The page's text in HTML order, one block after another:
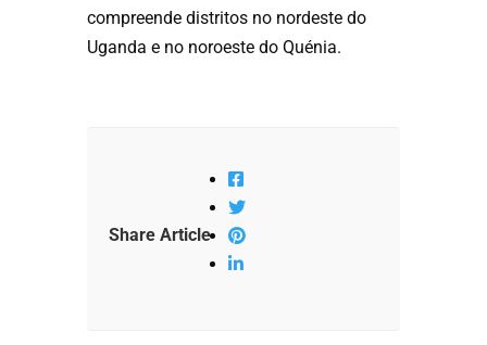
compreende distritos no nordeste do
Uganda e no noroeste do Quénia.
Share Article